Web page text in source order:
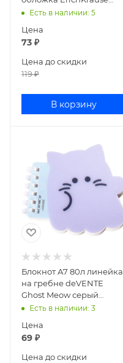
Neon 61997
Есть в наличии: 5
Цена
73 ₽
Цена до скидки
119₽
В корзину
Блокнот А7 80л линейка
на гребне deVENTE
Ghost Meow серый
котенок 2350500
Есть в наличии: 3
Цена
69 ₽
Цена до скидки